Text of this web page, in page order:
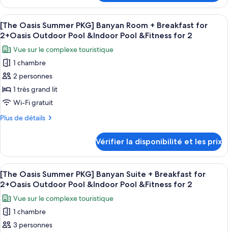
Pool
Namsan
View
Suite
le
type
de
chambre
Premier
Pool
Namsan
View
Suite
Afficher
toutes
les
photos
pour
ce
type
de
chambre :
Summer
PKG]
Banyan
Room
+
Breakfast
for
Une chambre d’hôtel moderne
6
[The Oasis Summer PKG] Banyan Room + Breakfast for
2+Oasis Outdoor Pool &Indoor Pool &Fitness for 2
Vue sur le complexe touristique
1 chambre
2 personnes
1 très grand lit
Wi-Fi gratuit
Plus de détails
Plus
le
type
de
chambre
Oasis
Summer
PKG]
Banyan
Vérifier la disponibilité et les prix
Afficher
toutes
les
photos
pour
ce
Une chambre d’hôtel avec un
5
[The Oasis Summer PKG] Banyan Suite + Breakfast for
2+Oasis Outdoor Pool &Indoor Pool &Fitness for 2
Vue sur le complexe touristique
1 chambre
3 personnes